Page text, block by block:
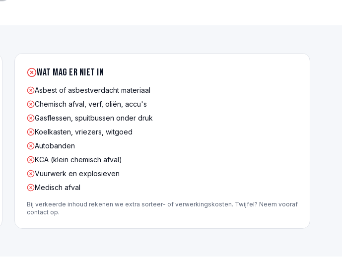
Wat mag er NIET in
Asbest of asbestverdacht materiaal
Chemisch afval, verf, oliën, accu's
Gasflessen, spuitbussen onder druk
Koelkasten, vriezers, witgoed
Autobanden
KCA (klein chemisch afval)
Vuurwerk en explosieven
Medisch afval
Bij verkeerde inhoud rekenen we extra sorteer- of verwerkingskosten. Twijfel? Neem vooraf
contact op.